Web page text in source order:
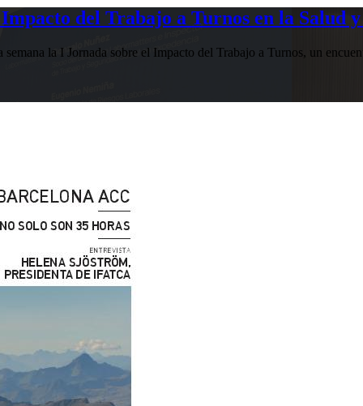
del Trabajo a Turnos en la Salud
semana la I Jornada sobre el Impacto del Trabajo a Turnos, un